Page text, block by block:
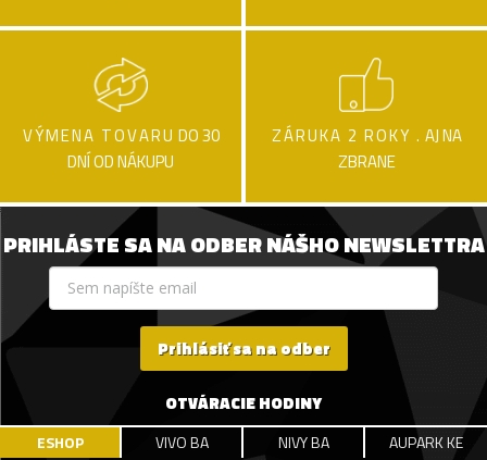
VÝMENA TOVARU DO 30
DNÍ OD NÁKUPU
ZÁRUKA 2 ROKY . AJ NA
ZBRANE
PRIHLÁSTE SA NA ODBER NÁŠHO NEWSLETTRA
Prihlásiť sa na odber
OTVÁRACIE HODINY
ESHOP VIVO BA NIVY BA AUPARK KE